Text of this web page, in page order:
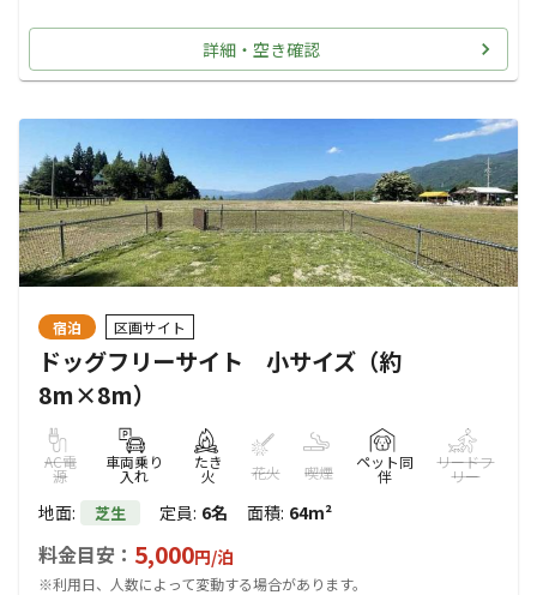
詳細・空き確認
宿泊 区画サイト
ドッグフリーサイト 小サイズ（約
8m×8m）
AC電
源
車両乗り
入れ
たき
火 花火 喫煙
ペット同
伴
リードフ
リー
地面: 芝生 定員: 6名 面積: 64m²
料金目安： 5,000円/泊
※利用日、人数によって変動する場合があります。